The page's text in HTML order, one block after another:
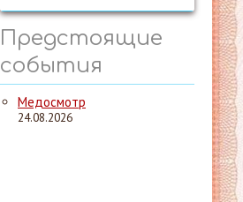
Предстоящие
события
Медосмотр
24.08.2026